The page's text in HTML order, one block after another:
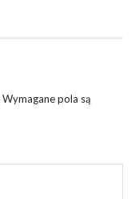
Wymagane pola są